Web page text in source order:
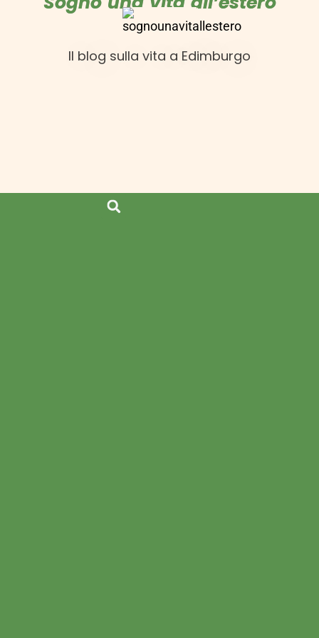
Il blog sulla vita a Edimburgo